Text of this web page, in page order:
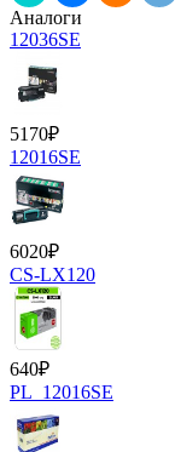
Аналоги
12036SE
5170₽
12016SE
6020₽
CS-LX120
640₽
PL_12016SE